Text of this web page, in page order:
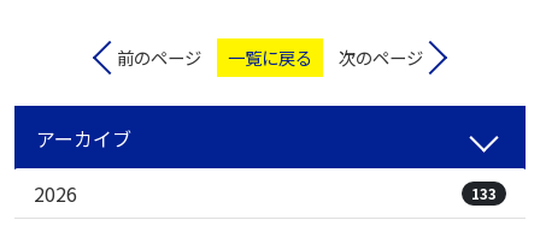
前のページ 一覧に戻る 次のページ
アーカイブ
2026
133